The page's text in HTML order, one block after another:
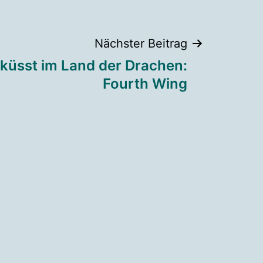
Nächster Beitrag
im Land der Drachen:
Fourth Wing